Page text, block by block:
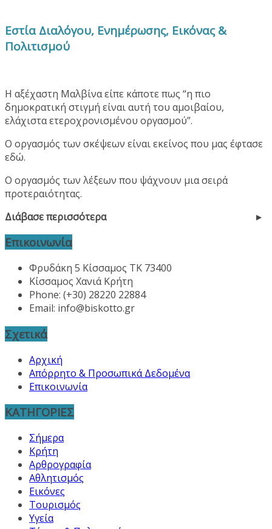
Εστία Διαλόγου, Ενημέρωσης, Εικόνας &
Πολιτισμού
Η αξέχαστη Μαλβίνα είπε κάποτε πως “η πιο
δημοκρατική στιγμή είναι αυτή του αμοιβαίου,
ελάχιστα ετεροχρονισμένου οργασμού”.
Ο οργασμός των σκέψεων είναι εκείνος που μας έφτασε
εδώ.
Ο οργασμός των λέξεων που ψάχνουν μια σειρά
προτεραιότητας.
Διάβασε περισσότερα
Επικοινωνία
Φρυδάκη 5 Κίσσαμος ΤΚ 73400
Κίσσαμος Χανιά Κρήτη
Phone: (+30) 28220 22884
Email: info@biskotto.gr
Σχετικά
Αρχική
Απόρρητο & Προσωπικά Δεδομένα
Επικοινωνία
ΚΑΤΗΓΟΡΙΕΣ
Σήμερα
Κρήτη
Αρθρογραφία
Αθλητισμός
Εικόνες
Τουρισμός
Υγεία